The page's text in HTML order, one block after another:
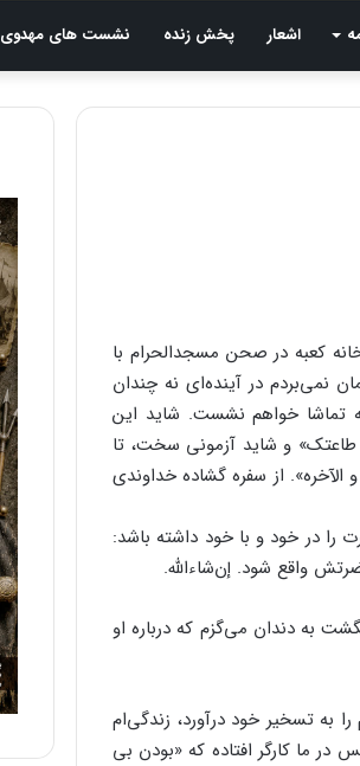
اشعار پخش زنده نشست های مهدوی
لحظه دیدار خانه کعبه در صحن مسجدالحرام با
نمی‌بردم در آینده‌ای نه چندان
تماشا خواهم نشست. شاید این
طاعتک» و شاید آزمونی سخت، تا
از سفره گشاده خداوندی
را در خود و با خود داشته باشد:
واقع شود. إن‌شاءالله.
در حسرت سال‌هایی انگشت به دندان می‌گزم که درباره او
به تسخیر خود درآورد، زندگی‌ام
ما کارگر افتاده که «بودن بی